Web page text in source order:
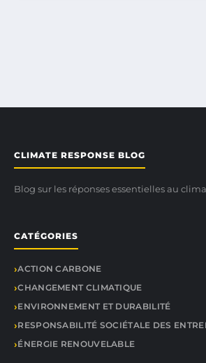
CLIMATE RESPONSE BLOG
Blog sur les réponses essentielles au
CATÉGORIES
ACTION CARBONE
CHANGEMENT CLIMATIQUE
ENVIRONNEMENT ET DURABILITÉ
RESPONSABILITÉ SOCIÉTALE DES
ÉNERGIE RENOUVELABLE